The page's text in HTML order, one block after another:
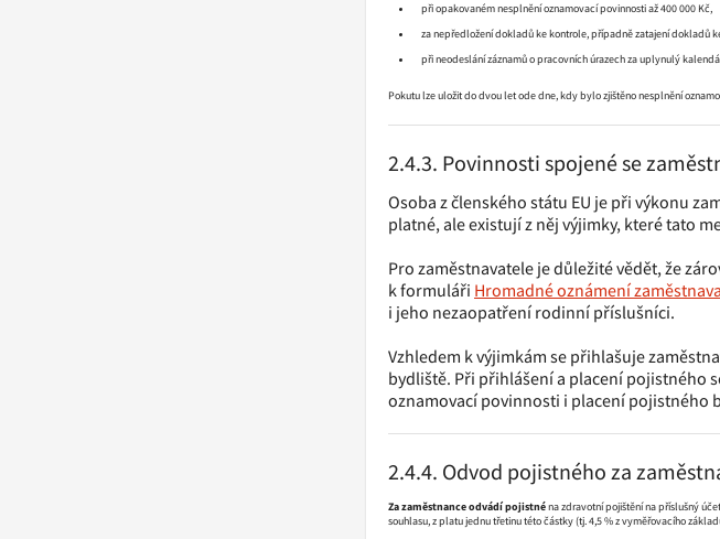
při opakovaném nesplnění oznamovací povinnosti až 400 000 Kč,
za nepředložení dokladů ke kontrole, případně zatajení dokladů
při neodeslání záznamů o pracovních úrazech za uplynulý
Pokutu lze uložit do dvou let ode dne, kdy bylo zjištěno nesplnění
2.4.3. Povinnosti spojené se
Osoba z členského státu EU je při výkonu
platné, ale existují z něj výjimky, které tato
Pro zaměstnavatele je důležité vědět, že
k formuláři Hromadné oznámení
i jeho nezaopatření rodinní příslušníci.
Vzhledem k výjimkám se přihlašuje
bydliště. Při přihlášení a placení pojistného
oznamovací povinnosti i placení pojistného
2.4.4. Odvod pojistného za
Za zaměstnance odvádí pojistnéna zdravotní pojištění na příslušný
souhlasu, z platu jednu třetinu této částky (tj. 4,5 % z vyměřovacího